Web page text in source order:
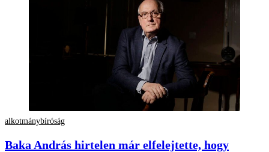
alkotmánybíróság
Baka András hirtelen már elfelejtette, hogy